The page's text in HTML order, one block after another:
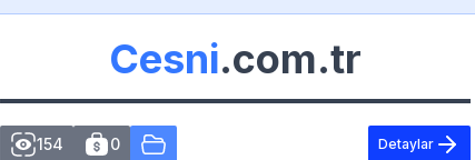
Cesni.com.tr
154 0 Detaylar